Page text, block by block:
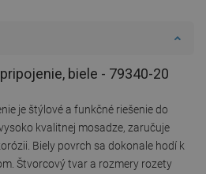
biele - 79340-20
je štýlové a funkčné riešenie do
kvalitnej mosadze, zaručuje
Biely povrch sa dokonale hodí k
Štvorcový tvar a rozmery rozety